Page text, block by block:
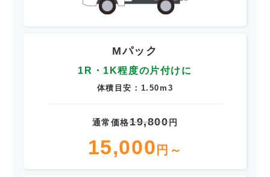
Mパック
1R・1K程度の片付けに
体積目安：1.50m3
通常価格19,800円
15,000 円～